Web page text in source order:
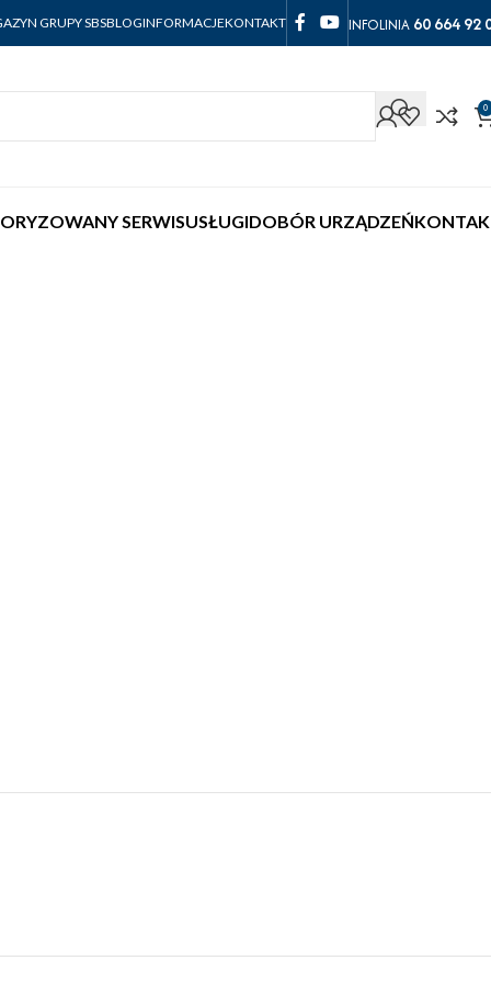
GRUPY SBSBLOGINFORMACJEKONTAKT INFOLINIA 60 664 92
0
SERWISUSŁUGIDOBÓR URZĄDZEŃ